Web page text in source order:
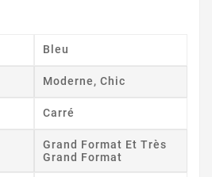
Bleu
Moderne, Chic
Carré
Grand Format Et Très
Grand Format